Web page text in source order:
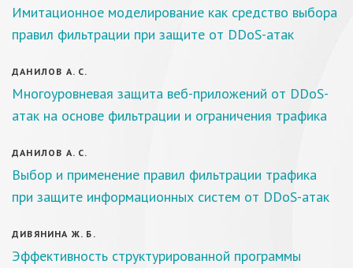
Имитационное моделирование как средство выбора
правил фильтрации при защите от DDoS-атак
ДАНИЛОВ А. С.
Многоуровневая защита веб-приложений от DDoS-
атак на основе фильтрации и ограничения трафика
ДАНИЛОВ А. С.
Выбор и применение правил фильтрации трафика
при защите информационных систем от DDoS-атак
ДИВЯНИНА Ж. Б.
Эффективность структурированной программы